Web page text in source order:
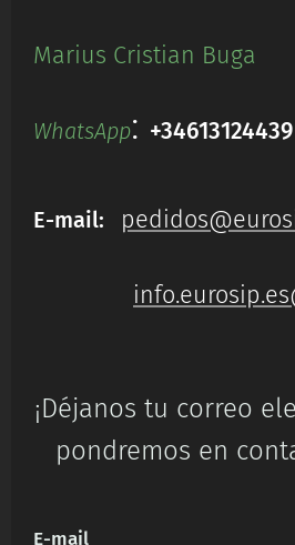
Marius Cristian Buga
WhatsApp: +34613124439
E-mail:
¡Déjanos tu correo
pondremos en
E-mail